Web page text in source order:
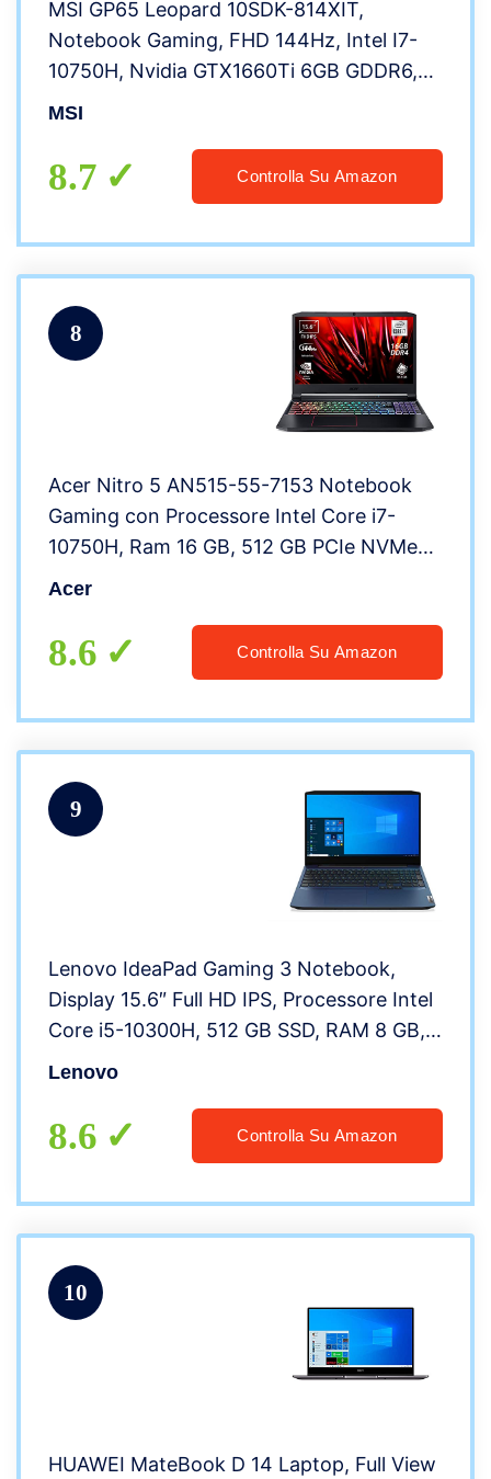
MSI GP65 Leopard 10SDK-814XIT,
Notebook Gaming, FHD 144Hz, Intel I7-
10750H, Nvidia GTX1660Ti 6GB GDDR6,
16GB RAM DDR4, 512GB SSD M.2 NVMe,
MSI
8.7 Controlla Su Amazon
8
Acer Nitro 5 AN515-55-7153 Notebook
Gaming con Processore Intel Core i7-
10750H, Ram 16 GB, 512 GB PCIe NVMe
SSD, Display 15.6″ FHD IPS 144 Hz LED
Windows 10 Home
Acer
8.6 Controlla Su Amazon
9
Lenovo IdeaPad Gaming 3 Notebook,
Display 15.6″ Full HD IPS, Processore Intel
Core i5-10300H, 512 GB SSD, RAM 8 GB,
Scheda grafica GTX 1650 Ti 4 GB GDDR6,
Lenovo
8.6 Controlla Su Amazon
10
HUAWEI MateBook D 14 Laptop, Full View